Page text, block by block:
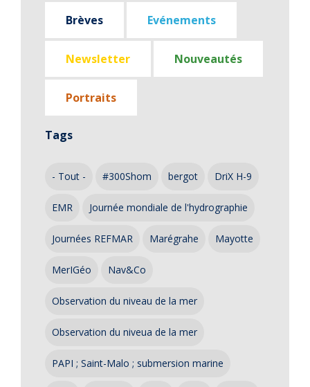
Brèves Evénements
Newsletter Nouveautés
Portraits
Tags
- Tout - #300Shom bergot DriX H-9
EMR Journée mondiale de l'hydrographie
Journées REFMAR Marégrahe Mayotte
MerIGéo Nav&Co
Observation du niveau de la mer
Observation du niveua de la mer
PAPI ; Saint-Malo ; submersion marine